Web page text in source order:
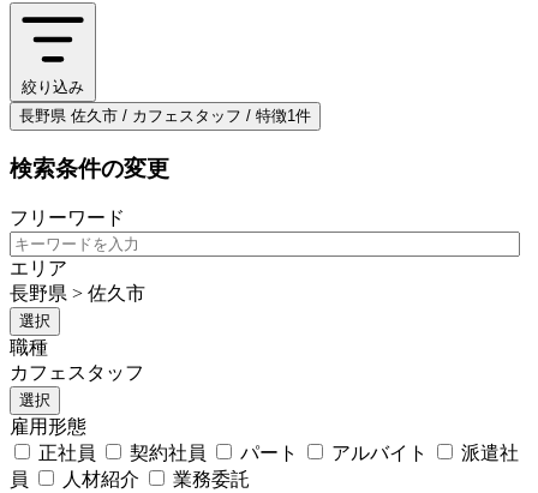
絞り込み
長野県 佐久市 / カフェスタッフ / 特徴1件
検索条件の変更
フリーワード
エリア
長野県 > 佐久市
選択
職種
カフェスタッフ
選択
雇用形態
正社員
契約社員 パート アルバイト
派遣社
員
人材紹介
業務委託